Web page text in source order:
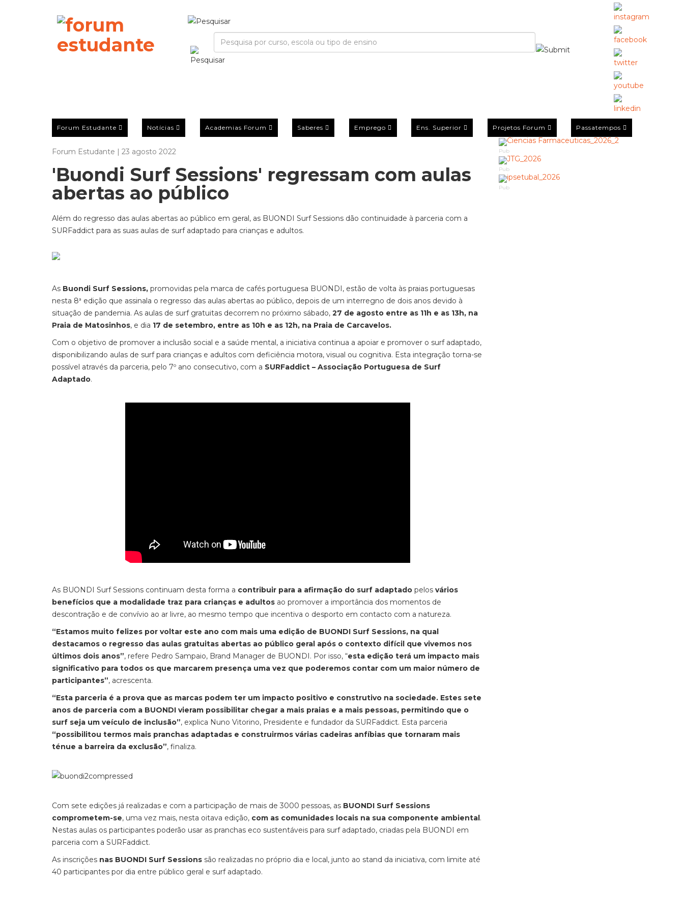
Forum Estudante Notícias Academias Forum Saberes Emprego Ens. Superior Projetos Forum Passatempos
Forum Estudante | 23 agosto 2022
'Buondi Surf Sessions' regressam com aulas
abertas ao público
Além do regresso das aulas abertas ao público em geral, as BUONDI Surf Sessions dão continuidade à parceria com a
SURFaddict para as suas aulas de surf adaptado para crianças e adultos.
As Buondi Surf Sessions, promovidas pela marca de cafés portuguesa BUONDI, estão de volta às praias portuguesas
nesta 8ª edição que assinala o regresso das aulas abertas ao público, depois de um interregno de dois anos devido à
situação de pandemia. As aulas de surf gratuitas decorrem no próximo sábado, 27 de agosto entre as 11h e as 13h, na
Praia de Matosinhos, e dia 17 de setembro, entre as 10h e as 12h, na Praia de Carcavelos.
Com o objetivo de promover a inclusão social e a saúde mental, a iniciativa continua a apoiar e promover o surf adaptado,
disponibilizando aulas de surf para crianças e adultos com deficiência motora, visual ou cognitiva. Esta integração torna-se
possível através da parceria, pelo 7º ano consecutivo, com a SURFaddict – Associação Portuguesa de Surf
Adaptado.
As BUONDI Surf Sessions continuam desta forma a contribuir para a afirmação do surf adaptado pelos vários
benefícios que a modalidade traz para crianças e adultos ao promover a importância dos momentos de
descontração e de convívio ao ar livre, ao mesmo tempo que incentiva o desporto em contacto com a natureza.
“Estamos muito felizes por voltar este ano com mais uma edição de BUONDI Surf Sessions, na qual
destacamos o regresso das aulas gratuitas abertas ao público geral após o contexto difícil que vivemos nos
últimos dois anos”, refere Pedro Sampaio, Brand Manager de BUONDI. Por isso, “esta edição terá um impacto mais
significativo para todos os que marcarem presença uma vez que poderemos contar com um maior número de
participantes”, acrescenta.
“Esta parceria é a prova que as marcas podem ter um impacto positivo e construtivo na sociedade. Estes sete
anos de parceria com a BUONDI vieram possibilitar chegar a mais praias e a mais pessoas, permitindo que o
surf seja um veículo de inclusão”, explica Nuno Vitorino, Presidente e fundador da SURFaddict. Esta parceria
“possibilitou termos mais pranchas adaptadas e construirmos várias cadeiras anfíbias que tornaram mais
ténue a barreira da exclusão”, finaliza.
Com sete edições já realizadas e com a participação de mais de 3000 pessoas, as BUONDI Surf Sessions
comprometem-se, uma vez mais, nesta oitava edição, com as comunidades locais na sua componente ambiental.
Nestas aulas os participantes poderão usar as pranchas eco sustentáveis para surf adaptado, criadas pela BUONDI em
parceria com a SURFaddict.
As inscrições nas BUONDI Surf Sessions são realizadas no próprio dia e local, junto ao stand da iniciativa, com limite até
40 participantes por dia entre público geral e surf adaptado.
Pub
Pub
Pub